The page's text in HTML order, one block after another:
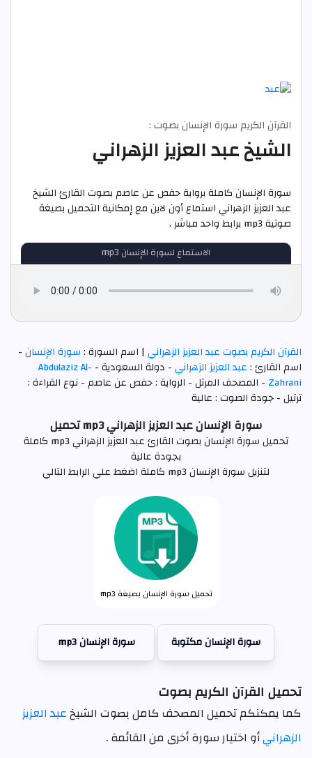
القرآن الكريم سورة الإنسان بصوت :
الشيخ عبد العزيز الزهراني
سورة الإنسان كاملة برواية حفص عن عاصم بصوت القارئ الشيخ
عبد العزيز الزهراني استماع أون لاين مع إمكانية التحميل بصيغة
صوتية mp3 برابط واحد مباشر .
الاستماع لسورة الإنسان mp3
القرآن الكريم بصوت عبد العزيز الزهراني| اسم السورة :سورة الإنسان-
اسم القارئ :عبد العزيز الزهراني- دولة السعودية - Abdulaziz Al-
Zahrani - المصحف المرتل - الرواية : حفص عن عاصم - نوع القراءة :
ترتيل - جودة الصوت : عالية
سورة الإنسان عبد العزيز الزهراني mp3 تحميل
تحميل سورة الإنسان بصوت القارئ عبد العزيز الزهراني mp3 كاملة
بجودة عالية
لتنزيل سورة الإنسان mp3 كاملة اضغط علي الرابط التالي
تحميل سورة الإنسان بصيغة mp3
سورة الإنسان مكتوبة سورة الإنسان mp3
تحميل القرآن الكريم بصوت
كما يمكنكم تحميل المصحف كامل بصوت الشيخعبد العزيز
الزهرانيأو اختيار سورة أخرى من القائمة .